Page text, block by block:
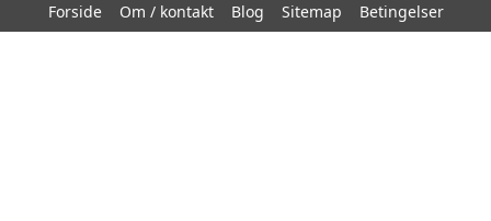
Forside
Om / kontakt Blog Sitemap Betingelser